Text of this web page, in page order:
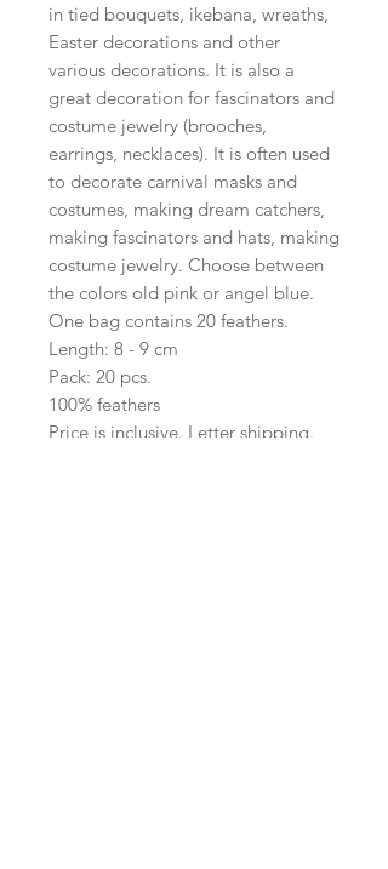
in tied bouquets, ikebana, wreaths,
Easter decorations and other
various decorations. It is also a
great decoration for fascinators and
costume jewelry (brooches,
earrings, necklaces). It is often used
to decorate carnival masks and
costumes, making dream catchers,
making fascinators and hats, making
costume jewelry. Choose between
the colors old pink or angel blue.
One bag contains 20 feathers.
Length: 8 - 9 cm
Pack: 20 pcs.
100% feathers
Price is inclusive. Letter shipping.